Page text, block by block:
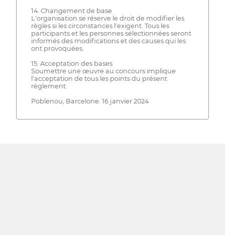
14. Changement de base
L'organisation se réserve le droit de modifier les
règles si les circonstances l'exigent. Tous les
participants et les personnes sélectionnées seront
informés des modifications et des causes qui les
ont provoquées.
15. Acceptation des bases
Soumettre une œuvre au concours implique
l'acceptation de tous les points du présent
règlement.
Poblenou, Barcelone. 16 janvier 2024